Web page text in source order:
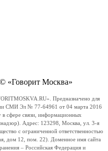
«Говорит Москва»
Предназначено для
СМИ Эл № 77-64961 от 04 марта 2016
сфере связи, информационных
Адрес: 123298, Москва, ул. 3-я
с ограниченной ответственностью
дом 12, пом. 22). Доменное имя сайта
– Российская Федерация и